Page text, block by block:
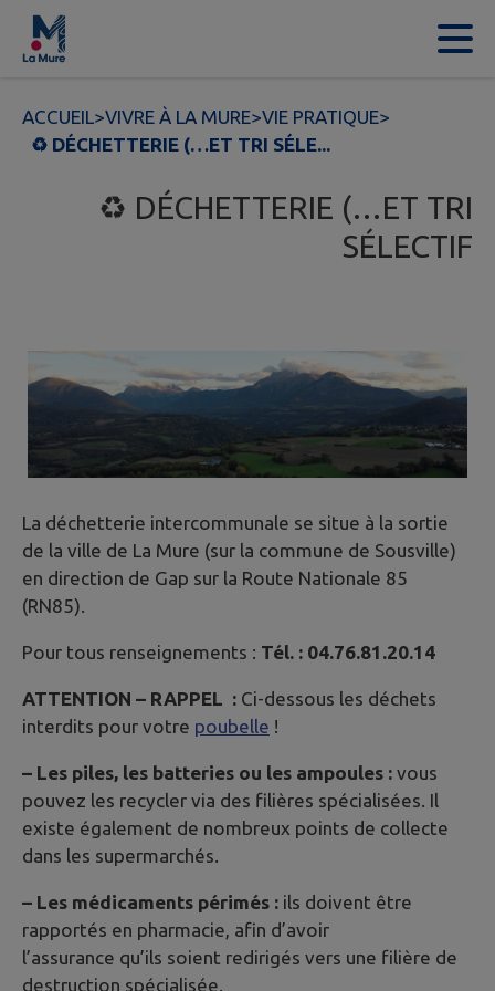
Contenu
ACCUEIL>VIVRE À LA MURE>VIE PRATIQUE>
♻ DÉCHETTERIE (…ET TRI SÉLE...
♻ DÉCHETTERIE (…ET TRI
SÉLECTIF
La déchetterie intercommunale se situe à la sortie
de la ville de La Mure (sur la commune de Sousville)
en direction de Gap sur la Route Nationale 85
(RN85).
Pour tous renseignements : Tél. : 04.76.81.20.14
ATTENTION – RAPPEL : Ci-dessous les déchets
interdits pour votre poubelle !
– Les piles, les batteries ou les ampoules : vous
pouvez les recycler via des filières spécialisées. Il
existe également de nombreux points de collecte
dans les supermarchés.
– Les médicaments périmés : ils doivent être
rapportés en pharmacie, afin d’avoir
l’assurance qu’ils soient redirigés vers une filière de
destruction spécialisée.